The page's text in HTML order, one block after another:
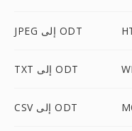
JPEG إلى ODT
TXT إلى ODT
CSV إلى ODT